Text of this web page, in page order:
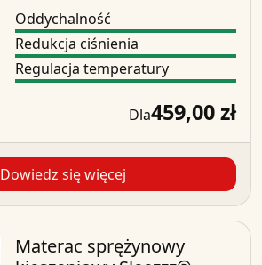
Oddychalność
Redukcja ciśnienia
Regulacja temperatury
Dla459,00 zł
Dowiedz się więcej
Materac sprężynowy